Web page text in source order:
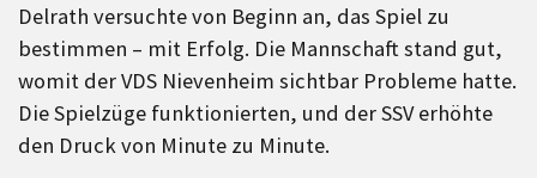
Delrath versuchte von Beginn an, das Spiel zu
bestimmen – mit Erfolg. Die Mannschaft stand gut,
womit der VDS Nievenheim sichtbar Probleme hatte.
Die Spielzüge funktionierten, und der SSV erhöhte
den Druck von Minute zu Minute.